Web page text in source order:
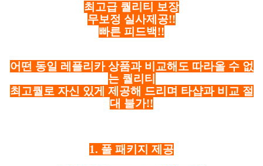
최고급 퀄리티 보장
무보정 실사제공!!
빠른 피드백!!
어떤 동일 레플리카 상품과 비교해도 따라올 수 없
는 퀄리티
최고퀄로 자신 있게 제공해 드리며 타샵과 비교 절
대 불가!!
1. 풀 패키지 제공